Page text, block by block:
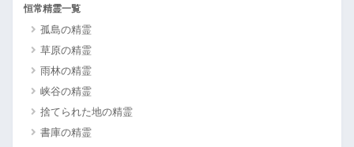
恒常精霊一覧
孤島の精霊
草原の精霊
雨林の精霊
峡谷の精霊
捨てられた地の精霊
書庫の精霊